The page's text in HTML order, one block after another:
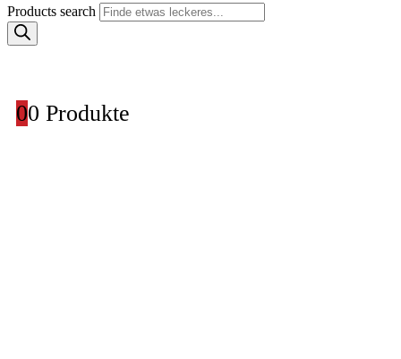
Products search
00 Produkte